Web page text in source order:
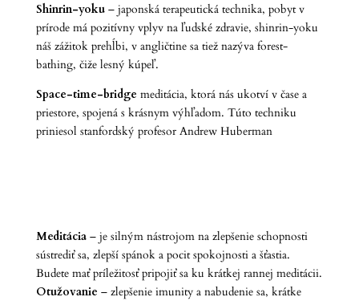
Shinrin-yoku– japonská terapeutická technika, pobyt v
prírode má pozitívny vplyv na ľudské zdravie, shinrin-yoku
náš zážitok prehĺbi, v angličtine sa tiež nazýva forest-
bathing, čiže lesný kúpeľ.
Space-time-bridge meditácia, ktorá nás ukotví v čase a
priestore, spojená s krásnym výhľadom. Túto techniku
priniesol stanfordský profesor Andrew Huberman
Meditácia– je silným nástrojom na zlepšenie schopnosti
sústrediť sa, zlepší spánok a pocit spokojnosti a šťastia.
Budete mať príležitosť pripojiť sa ku krátkej rannej meditácii.
Otužovanie – zlepšenie imunity a nabudenie sa, krátke